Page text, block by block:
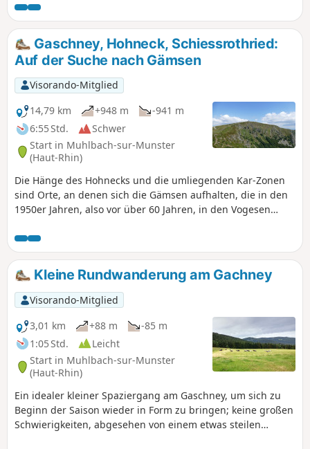
einfach wunderschön. Mit etwas Glück können Sie Gämsen
an den Hängen des Hohneck beobachten, vergessen Sie
also Ihr Fernglas nicht! ⚠️ Diese Route ist im Winter nicht
begehbar. Die Strecke zwischen (4), (2) und (5) ist vom 1.
November bis zum 30. April 2022 gesperrt
(Präfekturbeschluss vom 18. Mai 2022).
Gaschney, Hohneck, Schiessrothried:
Auf der Suche nach Gämsen
Visorando-Mitglied
14,79 km
+948 m
-941 m
6:55 Std.
Schwer
Start in Muhlbach-sur-Munster
(Haut-Rhin)
Die Hänge des Hohnecks und die umliegenden Kar-Zonen
sind Orte, an denen sich die Gämsen aufhalten, die in den
1950er Jahren, also vor über 60 Jahren, in den Vogesen
dieser Wanderung entdecken. Der Wanderweg „Sentier de
la Bloy“GR®®531zwischen (S/Z) und (1) ist gemäß einem
Präfekturbeschluss vom 18. Mai 2022 vom 1. November bis
zum 30. April gesperrt.
Kleine Rundwanderung am Gachney
Visorando-Mitglied
3,01 km
+88 m
-85 m
1:05 Std.
Leicht
Start in Muhlbach-sur-Munster
(Haut-Rhin)
Ein idealer kleiner Spaziergang am Gaschney, um sich zu
Beginn der Saison wieder in Form zu bringen; keine großen
Schwierigkeiten, abgesehen von einem etwas steilen